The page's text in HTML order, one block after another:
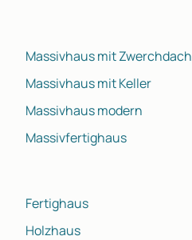
Massivhaus mit Zwerchdach
Massivhaus mit Keller
Massivhaus modern
Massivfertighaus
Fertighaus
Holzhaus